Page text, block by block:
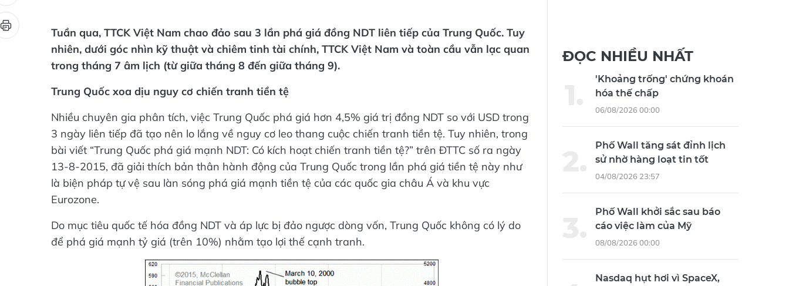
Tuần qua, TTCK Việt Nam chao đảo sau 3 lần phá giá đồng NDT liên tiếp của Trung Quốc. Tuy
nhiên, dưới góc nhìn kỹ thuật và chiêm tinh tài chính, TTCK Việt Nam và toàn cầu vẫn lạc quan
trong tháng 7 âm lịch (từ giữa tháng 8 đến giữa tháng 9).
Trung Quốc xoa dịu nguy cơ chiến tranh tiền tệ
Nhiều chuyên gia phân tích, việc Trung Quốc phá giá hơn 4,5% giá trị đồng NDT so với USD trong
3 ngày liên tiếp đã tạo nên lo lắng về nguy cơ leo thang cuộc chiến tranh tiền tệ. Tuy nhiên, trong
bài viết “Trung Quốc phá giá mạnh NDT: Có kích hoạt chiến tranh tiền tệ?” trên ĐTTC số ra ngày
13-8-2015, đã giải thích bản thân hành động của Trung Quốc trong lần phá giá tiền tệ này như
là biện pháp tự vệ sau làn sóng phá giá mạnh tiền tệ của các quốc gia châu Á và khu vực
Eurozone.
Do mục tiêu quốc tế hóa đồng NDT và áp lực bị đảo ngược dòng vốn, Trung Quốc không có lý do
để phá giá mạnh tỷ giá (trên 10%) nhằm tạo lợi thế cạnh tranh.
ĐỌC NHIỀU NHẤT
'Khoảng trống' chứng khoán
hóa thế chấp
06/08/2026 00:00
Phố Wall tăng sát đỉnh lịch
sử nhờ hàng loạt tin tốt
04/08/2026 23:57
Phố Wall khởi sắc sau báo
cáo việc làm của Mỹ
08/08/2026 00:00
Nasdaq hụt hơi vì SpaceX,